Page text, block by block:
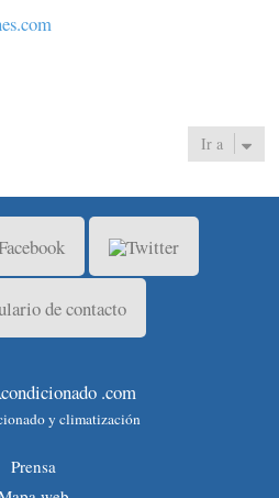
Ir a
.com
y climatización
Prensa